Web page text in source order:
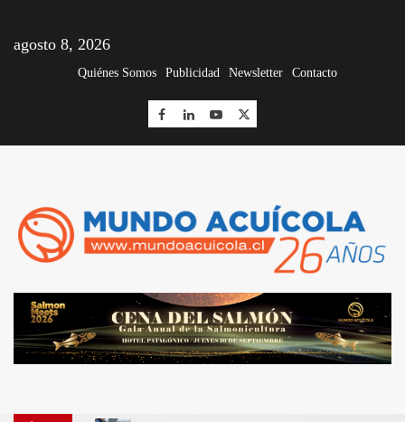
agosto 8, 2026
Quiénes Somos Publicidad Newsletter Contacto